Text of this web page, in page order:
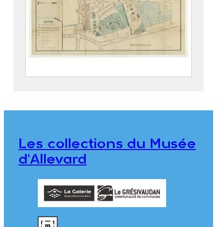
Parc thermal d’Allevard
Les collections du Musée
d'Allevard